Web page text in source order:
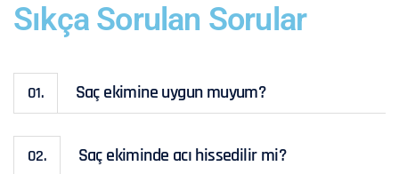
Sıkça Sorulan Sorular
01. Saç ekimine uygun muyum?
02. Saç ekiminde acı hissedilir mi?